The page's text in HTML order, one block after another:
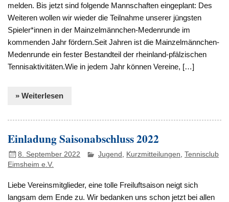
melden. Bis jetzt sind folgende Mannschaften eingeplant: Des
Weiteren wollen wir wieder die Teilnahme unserer jüngsten
Spieler*innen in der Mainzelmännchen-Medenrunde im
kommenden Jahr fördern.Seit Jahren ist die Mainzelmännchen-
Medenrunde ein fester Bestandteil der rheinland-pfälzischen
Tennisaktivitäten.Wie in jedem Jahr können Vereine, […]
» Weiterlesen
Einladung Saisonabschluss 2022
8. September 2022 Jugend Kurzmitteilungen ,Tennisclub
Eimsheim e.V.
Liebe Vereinsmitglieder, eine tolle Freiluftsaison neigt sich
langsam dem Ende zu. Wir bedanken uns schon jetzt bei allen